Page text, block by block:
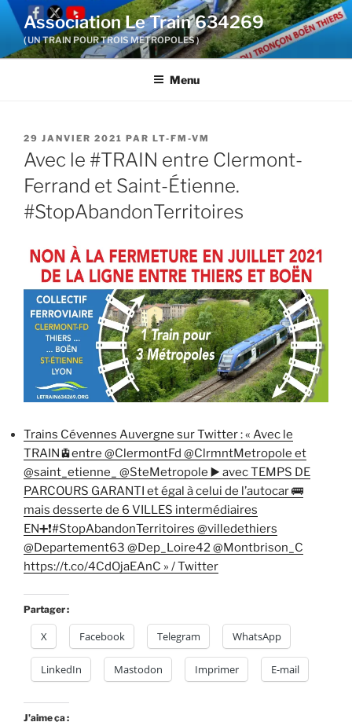
Aller
contenu
Association Le Train 634269
( UN TRAIN POUR TROIS METROPOLES )
Menu
PUBLIÉ
LE
29 JANVIER 2021 PAR LT-FM-VM
Avec le #TRAIN entre Clermont-
Ferrand et Saint-Étienne.
#StopAbandonTerritoires
Trains Cévennes Auvergne sur Twitter : « Avec le
TRAIN🚊entre @ClermontFd @ClrmntMetropole et
@saint_etienne_ @SteMetropole ▶️ avec TEMPS DE
PARCOURS GARANTI et égal à celui de l’autocar 🚌
mais desserte de 6 VILLES intermédiaires
EN➕❗️#StopAbandonTerritoires @villedethiers
@Departement63 @Dep_Loire42 @Montbrison_C
https://t.co/4CdOjaEAnC » / Twitter
Partager :
X Facebook Telegram WhatsApp
LinkedIn Mastodon Imprimer E-mail
J’aime ça :